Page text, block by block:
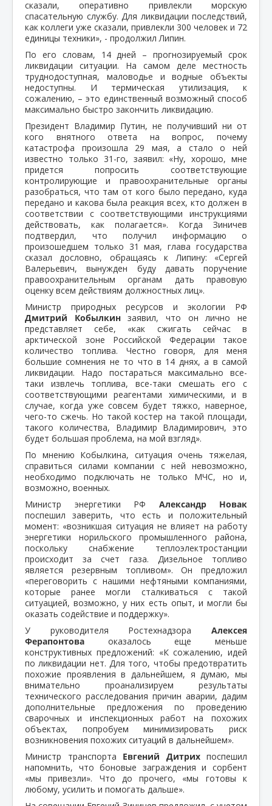
сказали, оперативно привлекли морскую
спасательную службу. Для ликвидации последствий,
как коллеги уже сказали, привлекли 300 человек и 72
единицы техники», - продолжил Липин.
По его словам, 14 дней – прогнозируемый срок
ликвидации ситуации. На самом деле местность
труднодоступная, маловодье и водные объекты
недоступны. И термическая утилизация, к
сожалению, – это единственный возможный способ
максимально быстро закончить ликвидацию.
Президент Владимир Путин, не получивший ни от
кого внятного ответа на вопрос, почему
катастрофа произошла 29 мая, а стало о ней
известно только 31-го, заявил: «Ну, хорошо, мне
придется попросить соответствующие
контролирующие и правоохранительные органы
разобраться, что там от кого было передано, куда
передано и какова была реакция всех, кто должен в
соответствии с соответствующими инструкциями
действовать, как полагается». Когда Зиничев
подтвердил, что получил информацию о
произошедшем только 31 мая, глава государства
сказал дословно, обращаясь к Липину: «Сергей
Валерьевич, вынужден буду давать поручение
правоохранительным органам дать правовую
оценку всем действиям должностных лиц».
Министр природных ресурсов и экологии РФ
Дмитрий Кобылкинзаявил, что он лично не
представляет себе, «как сжигать сейчас в
арктической зоне Российской Федерации такое
количество топлива. Честно говоря, для меня
большие сомнения не то что в 14 днях, а в самой
ликвидации. Надо постараться максимально все-
таки извлечь топлива, все-таки смешать его с
соответствующими реагентами химическими, и в
случае, когда уже совсем будет тяжко, наверное,
чего-то сжечь. Но такой костер на такой площади,
такого количества, Владимир Владимирович, это
будет большая проблема, на мой взгляд».
По мнению Кобылкина, ситуация очень тяжелая,
справиться силами компании с ней невозможно,
необходимо подключать не только МЧС, но и,
возможно, военных.
Министр энергетики РФ Александр Новак
поспешил заверить, что есть и положительный
момент: «возникшая ситуация не влияет на работу
энергетики норильского промышленного района,
поскольку снабжение теплоэлектростанции
происходит за счет газа. Дизельное топливо
является резервным топливом». Он предложил
«переговорить с нашими нефтяными компаниями,
которые ранее могли сталкиваться с такой
ситуацией, возможно, у них есть опыт, и могли бы
оказать содействие и поддержку».
У руководителя Ростехнадзора Алексея
Ферапонтова оказалось еще меньше
конструктивных предложений: «К сожалению, идей
по ликвидации нет. Для того, чтобы предотвратить
похожие проявления в дальнейшем, я думаю, мы
внимательно проанализируем результаты
технического расследования причин аварии, дадим
дополнительные предложения по проведению
сварочных и инспекционных работ на похожих
объектах, попробуем минимизировать риск
возникновения похожих ситуаций в дальнейшем».
Министр транспорта Евгений Дитрихпоспешил
напомнить, что боновые заграждения и сорбент
«мы привезли». Что до прочего, «мы готовы к
любому, усилить и помогать дальше».